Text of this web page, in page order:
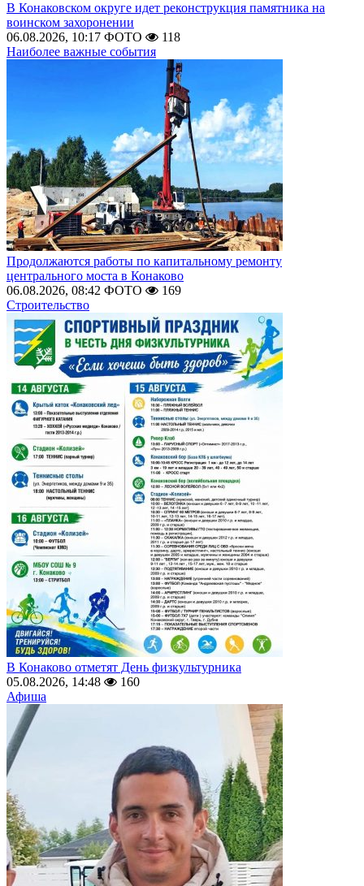
В Конаковском округе идет реконструкция памятника на
воинском захоронении
06.08.2026, 10:17 ФОТО
118
Наиболее важные события
Продолжаются работы по капитальному ремонту
центрального моста в Конаково
06.08.2026, 08:42 ФОТО
169
Строительство
В Конаково отметят День физкультурника
05.08.2026, 14:48
160
Афиша